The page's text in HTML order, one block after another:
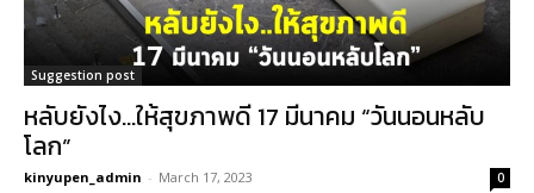
Suggestion post
หลับยังไง…ให้สุขภาพดี 17 มีนาคม “วันนอนหลับ
โลก”
kinyupen_admin - March 17, 2023 0